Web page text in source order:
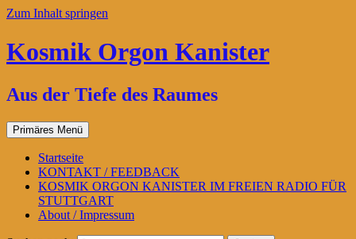
Zum Inhalt springen
Kosmik Orgon Kanister
Aus der Tiefe des Raumes
Primäres Menü
Startseite
KONTAKT / FEEDBACK
KOSMIK ORGON KANISTER IM FREIEN RADIO FÜR
STUTTGART
About / Impressum